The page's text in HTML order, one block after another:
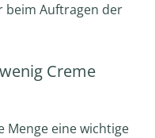
beim Auftragen der
Creme
Menge eine wichtige